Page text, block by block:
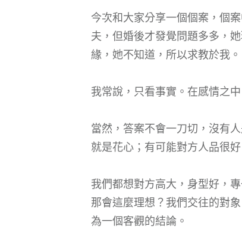
今次和大家分享一個個案，個
夫，但婚後才發覺問題多多，
緣，她不知道，所以求教於我。
我常說，只看事實。在感情之
當然，答案不會一刀切，沒有
就是花心；有可能對方人品很
我們都想對方高大，身型好，
那會這麼理想？我們交往的對
為一個客觀的結論。